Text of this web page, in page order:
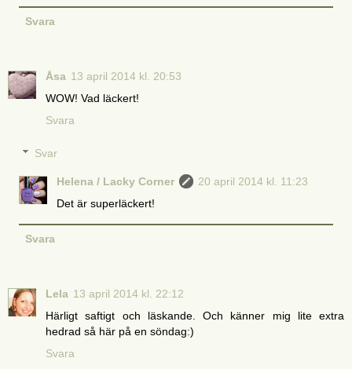
Svara
Åsa 13 april 2014 kl. 20:53
WOW! Vad läckert!
Svara
Svar
Helena / Lacky Corner
20 april 2014 kl. 11:23
Det är superläckert!
Svara
Lela 13 april 2014 kl. 22:12
Härligt saftigt och läskande. Och känner mig lite extra
hedrad så här på en söndag:)
Svara